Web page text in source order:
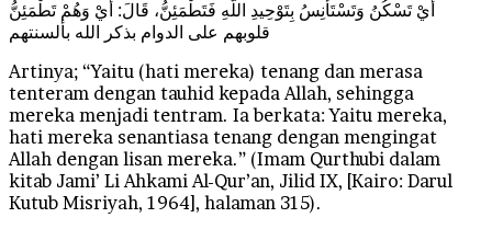
أَيْ تَسْكُنُ وَتَسْتَأْنِسُ بِتَوْحِيدِ اللَّهِ فَتَطْمَئِنُّ، قَالَ: أَيْ وَهُمْ تَطْمَئِنُّ
قلوبهم على الدوام بذكر الله بألسنتهم
Artinya; “Yaitu (hati mereka) tenang dan merasa
tenteram dengan tauhid kepada Allah, sehingga
mereka menjadi tentram. Ia berkata: Yaitu mereka,
hati mereka senantiasa tenang dengan mengingat
Allah dengan lisan mereka.” (Imam Qurthubi dalam
kitab Jami’ Li Ahkami Al-Qur’an, Jilid IX, [Kairo: Darul
Kutub Misriyah, 1964], halaman 315).